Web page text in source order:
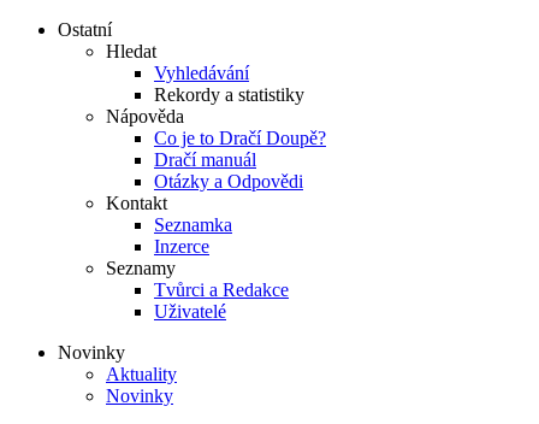
Ostatní
Hledat
Vyhledávání
Rekordy a statistiky
Nápověda
Co je to Dračí Doupě?
Dračí manuál
Otázky a Odpovědi
Kontakt
Seznamka
Inzerce
Seznamy
Tvůrci a Redakce
Uživatelé
Novinky
Aktuality
Novinky